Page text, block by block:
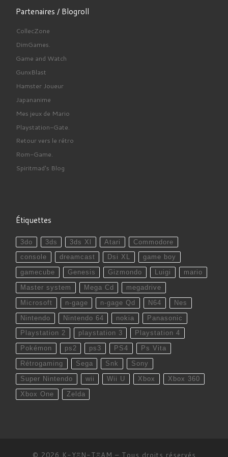
Partenaires / Blogroll
CollecZone
DimGames.
Game and Watch
GunxBlast
Hamster Joueur
Japananime
Mes jeux de Mario
Playstation-Gate.
Retour vers le rétro
Rom-Game.
Spiritmad's Blog
Étiquettes
3do 3ds 3ds Xl Atari Commodore
console dreamcast Dsi XL game boy
gamecube Genesis Gizmondo Luigi mario
Master system Mega Cd megadrive
Microsoft n-gage n-gage Qd N64 Nes
Nintendo Nintendo 64 nokia Panasonic
Playstation 2 playstation 3 Playstation 4
Pokémon ps2 ps3 PS4 Ps Vita
Rétrogaming Sega Snk Sony
Super Nintendo wii Wii U Xbox Xbox 360
Xbox One Zelda
© 2026 K-YΞN-TΞAM – Tous droits réservés